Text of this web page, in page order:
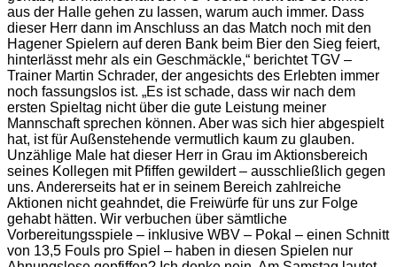
aus der Halle gehen zu lassen, warum auch immer. Dass
dieser Herr dann im Anschluss an das Match noch mit den
Hagener Spielern auf deren Bank beim Bier den Sieg feiert,
hinterlässt mehr als ein Geschmäckle,“ berichtet TGV –
Trainer Martin Schrader, der angesichts des Erlebten immer
noch fassungslos ist. „Es ist schade, dass wir nach dem
ersten Spieltag nicht über die gute Leistung meiner
Mannschaft sprechen können. Aber was sich hier abgespielt
hat, ist für Außenstehende vermutlich kaum zu glauben.
Unzählige Male hat dieser Herr in Grau im Aktionsbereich
seines Kollegen mit Pfiffen gewildert – ausschließlich gegen
uns. Andererseits hat er in seinem Bereich zahlreiche
Aktionen nicht geahndet, die Freiwürfe für uns zur Folge
gehabt hätten. Wir verbuchen über sämtliche
Vorbereitungsspiele – inklusive WBV – Pokal – einen Schnitt
von 13,5 Fouls pro Spiel – haben in diesen Spielen nur